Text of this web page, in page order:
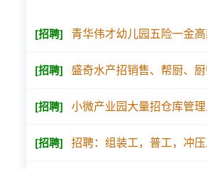
[招聘] 青华伟才幼儿园五险一金
[招聘] 盛奇水产招销售、帮厨、
[招聘] 小微产业园大量招仓库管
[招聘] 招聘：组装工，普工，冲